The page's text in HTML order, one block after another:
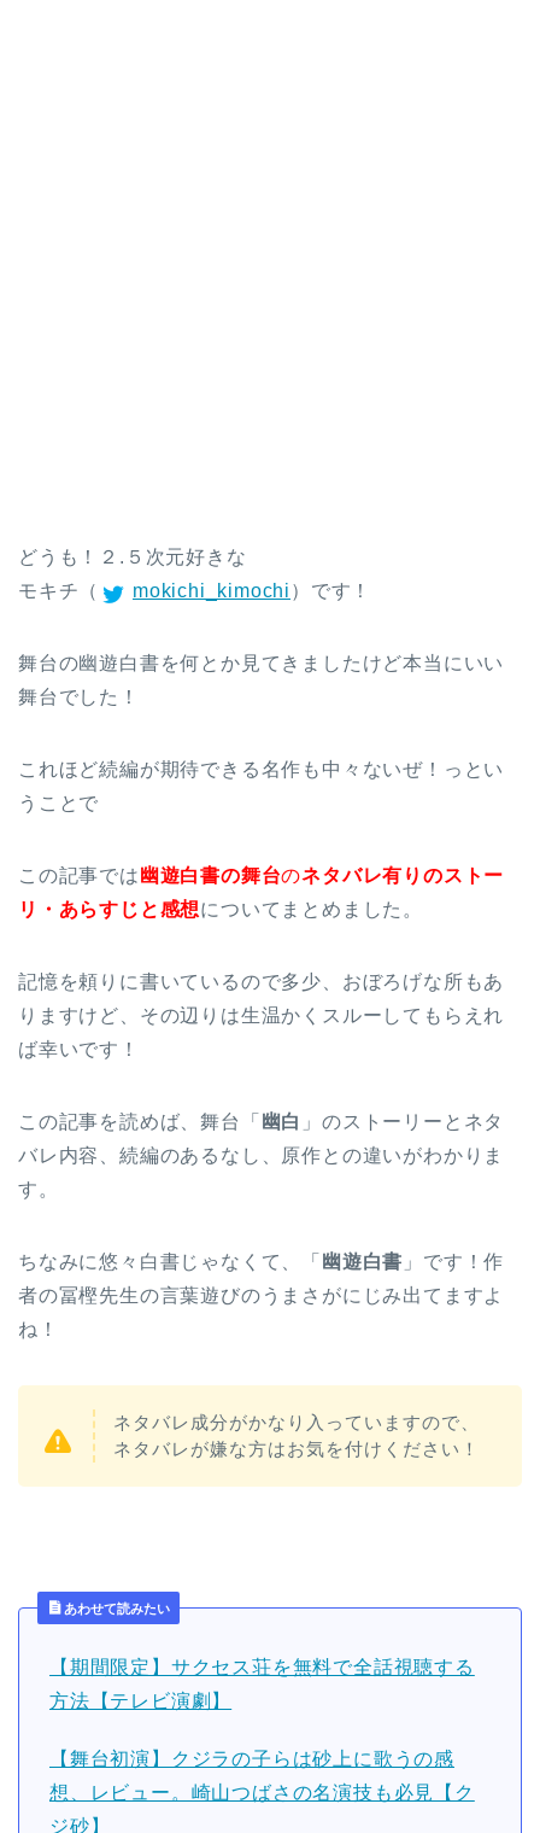
どうも！２.５次元好きな
モキチ（
mokichi_kimochi ）です！
舞台の幽遊白書を何とか見てきましたけど本当にいい
舞台でした！
これほど続編が期待できる名作も中々ないぜ！っとい
うことで
この記事では 幽遊白書の舞台のネタバレ有りのストー
リ・あらすじと感想についてまとめました。
記憶を頼りに書いているので多少、おぼろげな所もあ
りますけど、その辺りは生温かくスルーしてもらえれ
ば幸いです！
この記事を読めば、舞台「 幽白 」のストーリーとネタ
バレ内容、続編のあるなし、原作との違いがわかりま
す。
ちなみに悠々白書じゃなくて、「 幽遊白書 」です！作
者の冨樫先生の言葉遊びのうまさがにじみ出てますよ
ね！
ネタバレ成分がかなり入っていますので、
ネタバレが嫌な方はお気を付けください！
あわせて読みたい
【期間限定】サクセス荘を無料で全話視聴する
方法【テレビ演劇】
【舞台初演】クジラの子らは砂上に歌うの感
想、レビュー。崎山つばさの名演技も必見【ク
ジ砂】